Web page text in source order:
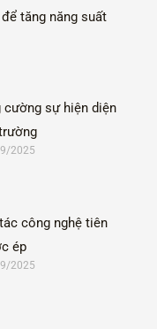
tăng năng suất
cường sự hiện diện
2025
công nghệ tiên
ép
2025